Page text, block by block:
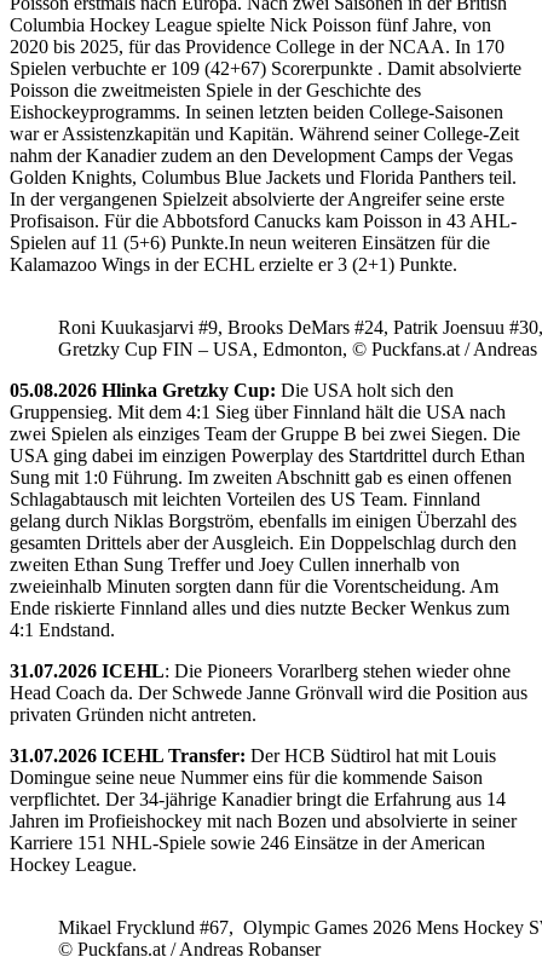
Columbia Hockey League spielte Nick Poisson fünf Jahre, von
2020 bis 2025, für das Providence College in der NCAA. In 170
Spielen verbuchte er 109 (42+67) Scorerpunkte . Damit absolvierte
Poisson die zweitmeisten Spiele in der Geschichte des
Eishockeyprogramms. In seinen letzten beiden College-Saisonen
war er Assistenzkapitän und Kapitän. Während seiner College-Zeit
nahm der Kanadier zudem an den Development Camps der Vegas
Golden Knights, Columbus Blue Jackets und Florida Panthers teil.
In der vergangenen Spielzeit absolvierte der Angreifer seine erste
Profisaison. Für die Abbotsford Canucks kam Poisson in 43 AHL-
Spielen auf 11 (5+6) Punkte.In neun weiteren Einsätzen für die
Kalamazoo Wings in der ECHL erzielte er 3 (2+1) Punkte.
Roni Kuukasjarvi #9, Brooks DeMars #24, Patrik Joensuu
Gretzky Cup FIN – USA, Edmonton, © Puckfans.at / Andreas
05.08.2026 Hlinka Gretzky Cup: Die USA holt sich den
Gruppensieg. Mit dem 4:1 Sieg über Finnland hält die USA nach
zwei Spielen als einziges Team der Gruppe B bei zwei Siegen. Die
USA ging dabei im einzigen Powerplay des Startdrittel durch Ethan
Sung mit 1:0 Führung. Im zweiten Abschnitt gab es einen offenen
Schlagabtausch mit leichten Vorteilen des US Team. Finnland
gelang durch Niklas Borgström, ebenfalls im einigen Überzahl des
gesamten Drittels aber der Ausgleich. Ein Doppelschlag durch den
zweiten Ethan Sung Treffer und Joey Cullen innerhalb von
zweieinhalb Minuten sorgten dann für die Vorentscheidung. Am
Ende riskierte Finnland alles und dies nutzte Becker Wenkus zum
4:1 Endstand.
31.07.2026 ICEHL: Die Pioneers Vorarlberg stehen wieder ohne
Head Coach da. Der Schwede Janne Grönvall wird die Position aus
privaten Gründen nicht antreten.
31.07.2026 ICEHL Transfer: Der HCB Südtirol hat mit Louis
Domingue seine neue Nummer eins für die kommende Saison
verpflichtet. Der 34-jährige Kanadier bringt die Erfahrung aus 14
Jahren im Profieishockey mit nach Bozen und absolvierte in seiner
Karriere 151 NHL-Spiele sowie 246 Einsätze in der American
Hockey League.
Mikael Frycklund #67, Olympic Games 2026 Mens Hockey
© Puckfans.at / Andreas Robanser